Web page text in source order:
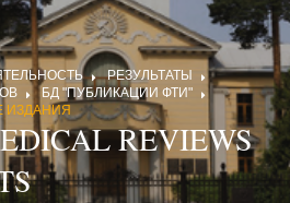
РЕЗУЛЬТАТЫ
БД "ПУБЛИКАЦИИ ФТИ"
ИЗДАНИЯ
REVIEWS